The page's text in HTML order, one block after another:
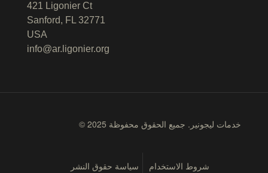
421 Ligonier Ct
Sanford, FL 32771
USA
info@ar.ligonier.org
© 2025 خدمات ليجونير. جميع الحقوق محفوظة
شروط الاستخدام سياسة حقوق النشر